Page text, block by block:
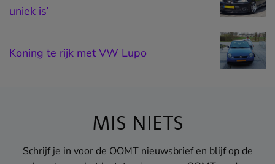
Koning te rijk met VW Lupo
Booster magazine
Lees meer
uniek is’
Koning te rijk met VW Lupo
MIS NIETS
Schrijf je in voor de OOMT nieuwsbrief en blijf op de